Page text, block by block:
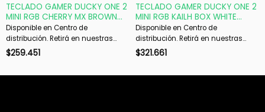
TECLADO GAMER DUCKY ONE 2
MINI RGB CHERRY MX BROWN
DOUBLE-SHOT PBT MECANICO
Disponible en Centro de
distribución. Retirá en nuestras
sucursales en 48 hs hábiles. Si es
$259.451
TECLADO GAMER DUCKY ONE 2
MINI RGB KAILH BOX WHITE
SWITCH MECANICO ISO SP
Disponible en Centro de
distribución. Retirá en nuestras
sucursales en 48 hs hábiles. Si es
$321.661